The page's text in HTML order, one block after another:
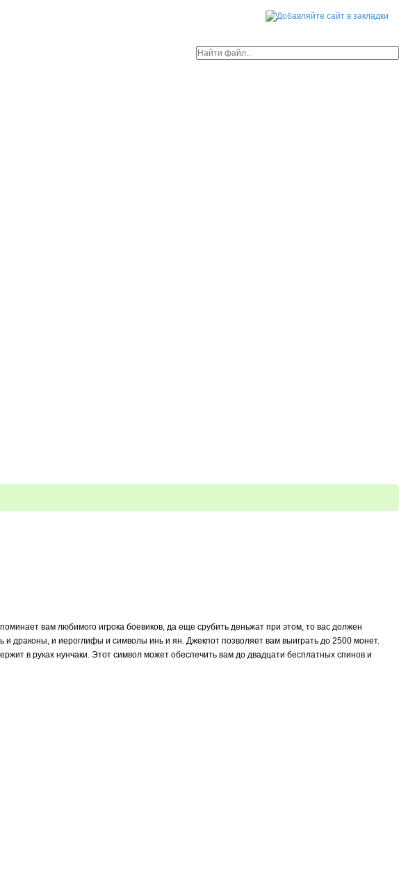
вам любимого игрока боевиков, да еще срубить деньжат при этом, то вас должен
и драконы, и иероглифы и символы инь и ян. Джекпот позволяет вам выиграть до 2500 монет.
в руках нунчаки. Этот символ может обеспечить вам до двадцати бесплатных спинов и